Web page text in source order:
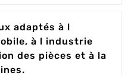
adaptés à l
à l industrie
des pièces et à la